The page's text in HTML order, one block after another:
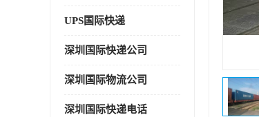
UPS国际快递
深圳国际快递公司
深圳国际物流公司
深圳国际快递电话